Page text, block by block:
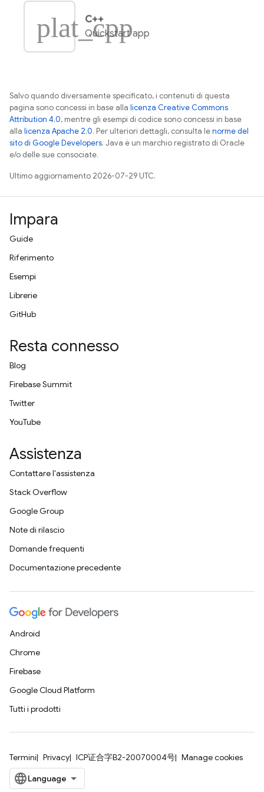
plat_cpp
C++
Quickstart app
Salvo quando diversamente specificato, i contenuti di questa
pagina sono concessi in base alla licenza Creative Commons
Attribution 4.0, mentre gli esempi di codice sono concessi in base
alla licenza Apache 2.0. Per ulteriori dettagli, consulta lenorme del
sito di Google Developers. Java è un marchio registrato di Oracle
e/o delle sue consociate.
Ultimo aggiornamento 2026-07-29 UTC.
Impara
Guide
Riferimento
Esempi
Librerie
GitHub
Resta connesso
Blog
Firebase Summit
Twitter
YouTube
Assistenza
Contattare l'assistenza
Stack Overflow
Google Group
Note di rilascio
Domande frequenti
Documentazione precedente
Android
Chrome
Firebase
Google Cloud Platform
Tutti i prodotti
Termini Privacy ICP证合字B2-20070004号 Manage cookies